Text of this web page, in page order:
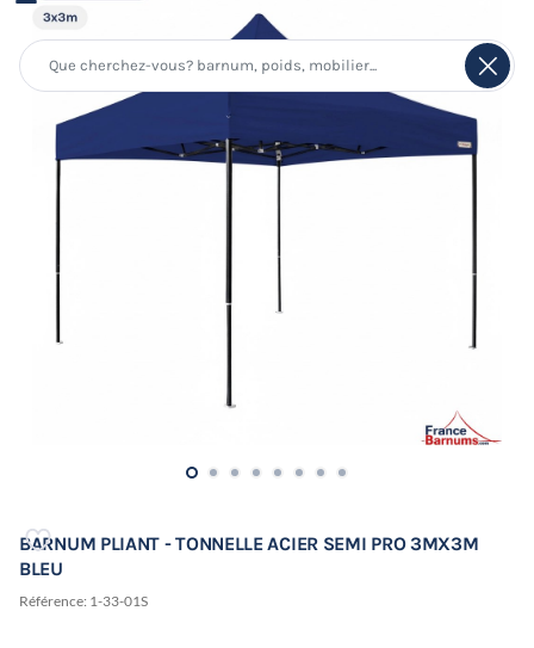
BARNUM PLIANT - TONNELLE ACIER SEMI PRO 3MX3M
BLEU
Référence: 1-33-01S